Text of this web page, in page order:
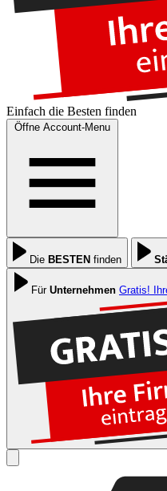
Einfach die Besten finden
Öffne Account-Menu
Die BESTEN finden
Für Unternehmen Gratis!